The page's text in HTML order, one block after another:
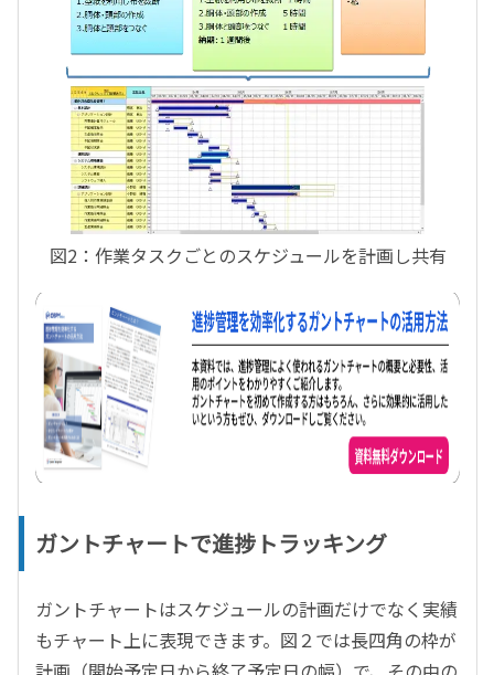
図2：作業タスクごとのスケジュールを計画し共有
ガントチャートで進捗トラッキング
ガントチャートはスケジュールの計画だけでなく実績
もチャート上に表現できます。図２では長四角の枠が